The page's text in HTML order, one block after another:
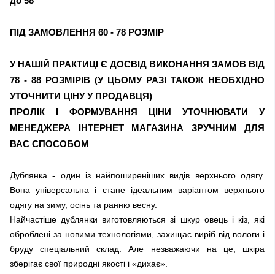
ПІД ЗАМОВЛЕННЯ 60 - 78 РОЗМІР
У НАШІЙ ПРАКТИЦІ Є ДОСВІД ВИКОНАННЯ ЗАМОВ ВІД
78 - 88 РОЗМІРІВ (У ЦЬОМУ РАЗІ ТАКОЖ НЕОБХІДНО
УТОЧНИТИ ЦІНУ У ПРОДАВЦЯ)
ПРОЛІК І ФОРМУВАННЯ ЦІНИ УТОЧНЮВАТИ У
МЕНЕДЖЕРА ІНТЕРНЕТ МАГАЗИНА ЗРУЧНИМ ДЛЯ
ВАС СПОСОБОМ
Дублянка - один із найпоширеніших видів верхнього одягу.
Вона універсальна і стане ідеальним варіантом верхнього
одягу на зиму, осінь та ранню весну.
Найчастіше дублянки виготовляються зі шкур овець і кіз, які
оброблені за новими технологіями, захищає виріб від вологи і
бруду спеціальний склад. Але незважаючи на це, шкіра
зберігає свої природні якості і «дихає».